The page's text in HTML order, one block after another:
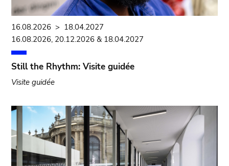
16.08.2026 > 18.04.2027
16.08.2026, 20.12.2026 & 18.04.2027
Still the Rhythm: Visite guidée
Visite guidée